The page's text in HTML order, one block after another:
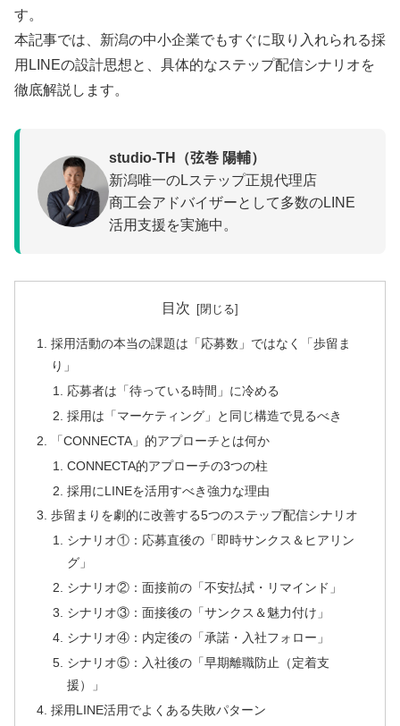
す。
本記事では、新潟の中小企業でもすぐに取り入れられる採
用LINEの設計思想と、具体的なステップ配信シナリオを
徹底解説します。
studio-TH（弦巻 陽輔）
新潟唯一のLステップ正規代理店
商工会アドバイザーとして多数のLINE
活用支援を実施中。
目次
採用活動の本当の課題は「応募数」ではなく「歩留ま
り」
応募者は「待っている時間」に冷める
採用は「マーケティング」と同じ構造で見るべき
「CONNECTA」的アプローチとは何か
CONNECTA的アプローチの3つの柱
採用にLINEを活用すべき強力な理由
歩留まりを劇的に改善する5つのステップ配信シナリオ
シナリオ①：応募直後の「即時サンクス＆ヒアリン
グ」
シナリオ②：面接前の「不安払拭・リマインド」
シナリオ③：面接後の「サンクス＆魅力付け」
シナリオ④：内定後の「承諾・入社フォロー」
シナリオ⑤：入社後の「早期離職防止（定着支
援）」
採用LINE活用でよくある失敗パターン